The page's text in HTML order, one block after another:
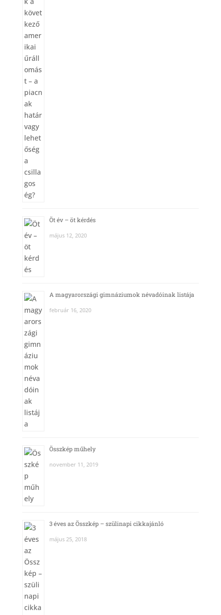
Öt év – öt kérdés
május 12, 2020
A magyarországi gimnáziumok névadóinak listája
február 16, 2020
Összkép műhely
november 11, 2019
3 éves az Összkép – szülinapi cikkajánló
május 25, 2018